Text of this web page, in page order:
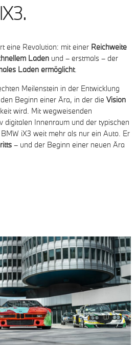
eine Revolution: mit einer Reichweite
Ladenund – erstmals – der
Laden ermöglicht.
Meilenstein in der Entwicklung
Beginn einer Ära, in der die Vision
wird. Mit wegweisenden
digitalen Innenraum und der typischen
iX3 weit mehr als nur ein Auto. Er
– und der Beginn einer neuen Ära